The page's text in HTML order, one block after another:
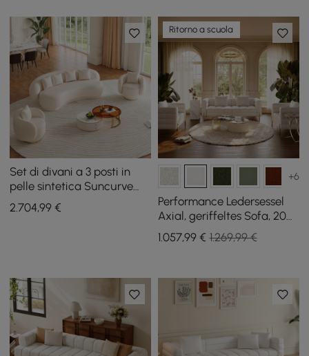
Set di divani a 3 posti in
pelle sintetica Suncurve
con sedie girevoli Accent
Set di 2
2.704,99 €
Ritorno a scuola
+6
Performance Ledersessel
Axial, geriffeltes Sofa, 200
cm, goldfarbene Beine und
Kissen
1.057,99€ 1.269,99 €